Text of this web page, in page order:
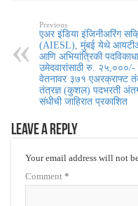
Previous
एअर इंडिया इंजिनीअरिंग
(AIESL), मुंबई येथे
आणि अभियांत्रिकी
उमेदवारांसाठी रु. २५,०००/-
वेतनावर ३७१ एअरक्राफ्ट
तंत्रज्ञ (कुशल) पदभरती
संधीची जाहिरात प्रकाशित
Leave a Reply
Your email address will not
Comment *